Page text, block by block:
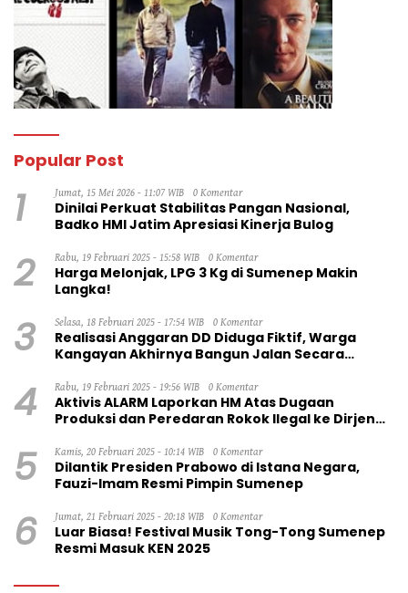
Popular Post
1 Jumat, 15 Mei 2026 - 11:07 WIB 0 Komentar
Dinilai Perkuat Stabilitas Pangan Nasional,
Badko HMI Jatim Apresiasi Kinerja Bulog
2 Rabu, 19 Februari 2025 - 15:58 WIB 0 Komentar
Harga Melonjak, LPG 3 Kg di Sumenep Makin
Langka!
3 Selasa, 18 Februari 2025 - 17:54 WIB 0 Komentar
Realisasi Anggaran DD Diduga Fiktif, Warga
Kangayan Akhirnya Bangun Jalan Secara
4 Rabu, 19 Februari 2025 - 19:56 WIB 0 Komentar
Aktivis ALARM Laporkan HM Atas Dugaan
Produksi dan Peredaran Rokok Ilegal ke Dirjen
5 Kamis, 20 Februari 2025 - 10:14 WIB 0 Komentar
Dilantik Presiden Prabowo di Istana Negara,
Fauzi-Imam Resmi Pimpin Sumenep
6 Jumat, 21 Februari 2025 - 20:18 WIB 0 Komentar
Luar Biasa! Festival Musik Tong-Tong Sumenep
Resmi Masuk KEN 2025